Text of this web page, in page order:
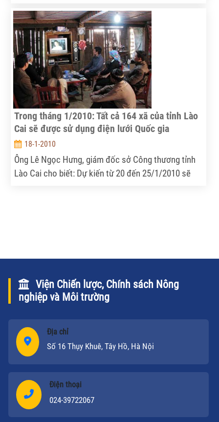
cao thu nhập cho người dân vùng dự án và vùng lân
cận. Tuy nhiên, đây cũng là năm thứ 2 dự án trồng
mới cây cao su không đạt kế hoạch được giao.
Nguyên nhân thì có nhiều, trong đó cơ bản là quyền
lợi của người dân chưa được thực hiện, gây tâm lý
hoài nghi cho người dân…
Trong tháng 1/2010: Tất cả 164 xã của tỉnh Lào
Cai sẽ được sử dụng điện lưới Quốc gia
18-1-2010
Ông Lê Ngọc Hưng, giám đốc sở Công thương tỉnh
Lào Cai cho biết: Dự kiến từ 20 đến 25/1/2010 sẽ
Viện Chiến lược, Chính sách Nông
nghiệp và Môi trường
Địa chỉ
Số 16 Thụy Khuê, Tây Hồ, Hà Nội
Điện thoại
024-39722067